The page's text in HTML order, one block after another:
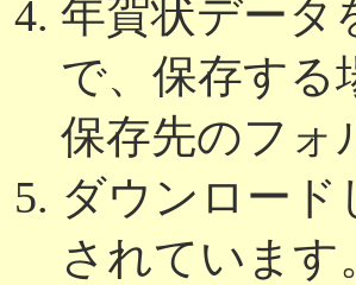
年賀状データ
で、保存する
保存先のフォ
ダウンロード
されていま